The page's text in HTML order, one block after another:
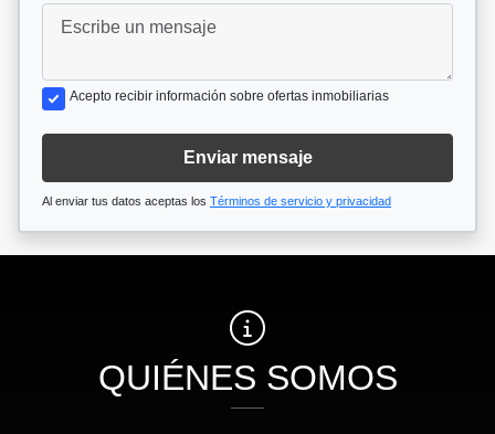
Acepto recibir información sobre ofertas inmobiliarias
Enviar mensaje
Al enviar tus datos aceptas los Términos de servicio y privacidad
QUIÉNES SOMOS